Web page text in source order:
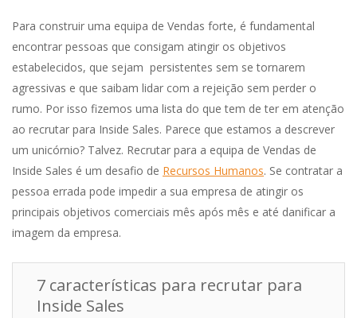
Para construir uma equipa de Vendas forte, é fundamental
encontrar pessoas que consigam atingir os objetivos
estabelecidos, que sejam persistentes sem se tornarem
agressivas e que saibam lidar com a rejeição sem perder o
rumo. Por isso fizemos uma lista do que tem de ter em atenção
ao recrutar para Inside Sales. Parece que estamos a descrever
um unicórnio? Talvez. Recrutar para a equipa de Vendas de
Inside Sales é um desafio de Recursos Humanos. Se contratar a
pessoa errada pode impedir a sua empresa de atingir os
principais objetivos comerciais mês após mês e até danificar a
imagem da empresa.
7 características para recrutar para
Inside Sales